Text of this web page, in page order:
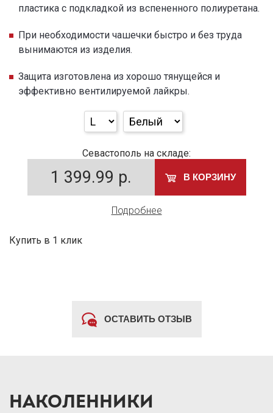
пластика с подкладкой из вспененного полиуретана.
При необходимости чашечки быстро и без труда
вынимаются из изделия.
Защита изготовлена из хорошо тянущейся и
эффективно вентилируемой лайкры.
Севастополь на складе:
1 399.99 р. В КОРЗИНУ
Подробнее
Купить в 1 клик
ОСТАВИТЬ ОТЗЫВ
НАКОЛЕННИКИ